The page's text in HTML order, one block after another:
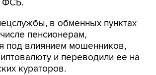
ФСБ.
в обменных пунктах
пенсионерам,
под влиянием мошенников,
и переводили ее на
кураторов.